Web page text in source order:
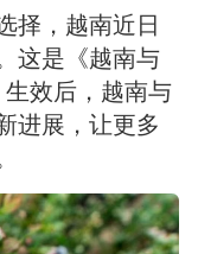
择，越南近日
这是《越南与
生效后，越南与
进展，让更多